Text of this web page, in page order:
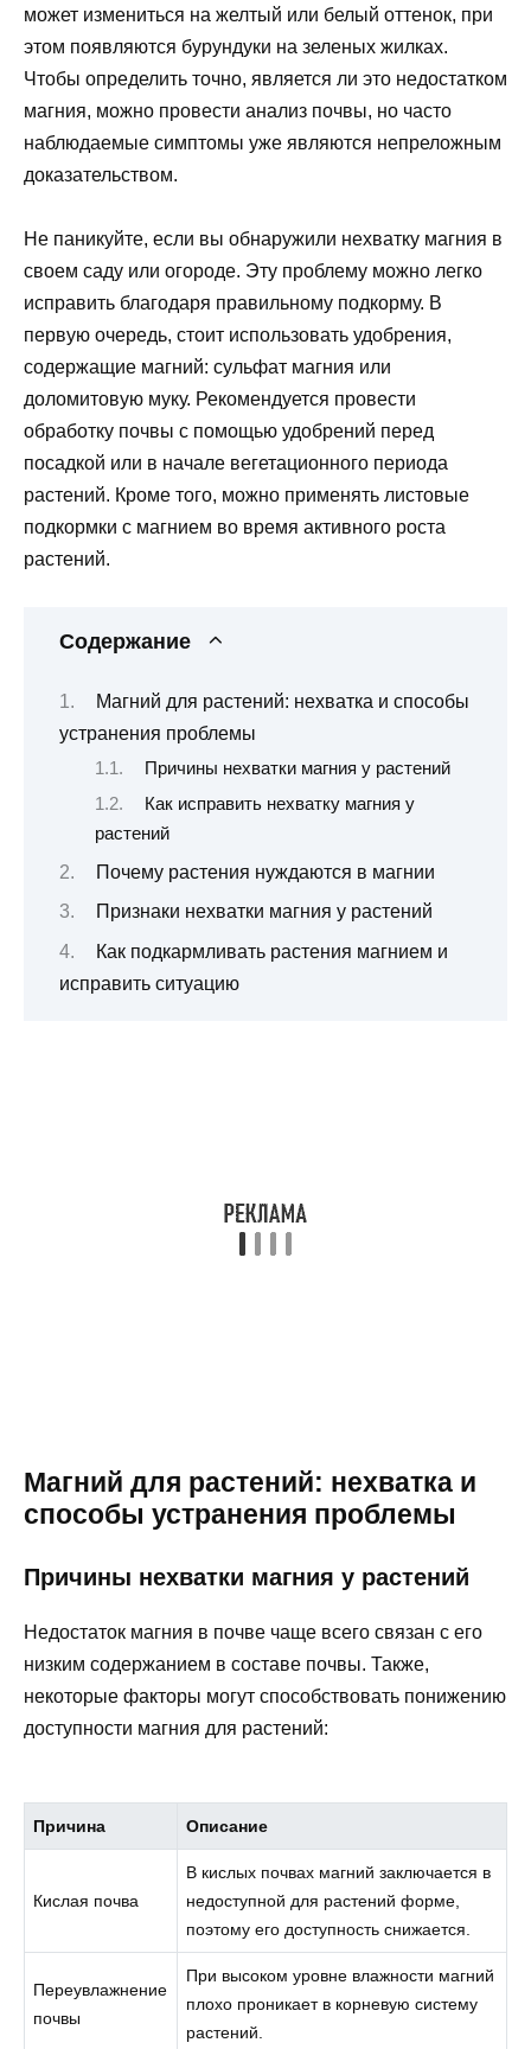
может измениться на желтый или белый оттенок, при
этом появляются бурундуки на зеленых жилках.
Чтобы определить точно, является ли это недостатком
магния, можно провести анализ почвы, но часто
наблюдаемые симптомы уже являются непреложным
доказательством.
Не паникуйте, если вы обнаружили нехватку магния в
своем саду или огороде. Эту проблему можно легко
исправить благодаря правильному подкорму. В
первую очередь, стоит использовать удобрения,
содержащие магний: сульфат магния или
доломитовую муку. Рекомендуется провести
обработку почвы с помощью удобрений перед
посадкой или в начале вегетационного периода
растений. Кроме того, можно применять листовые
подкормки с магнием во время активного роста
растений.
Содержание
Магний для растений: нехватка и способы
устранения проблемы
Причины нехватки магния у растений
Как исправить нехватку магния у
растений
Почему растения нуждаются в магнии
Признаки нехватки магния у растений
Как подкармливать растения магнием и
исправить ситуацию
Магний для растений: нехватка и
способы устранения проблемы
Причины нехватки магния у растений
Недостаток магния в почве чаще всего связан с его
низким содержанием в составе почвы. Также,
некоторые факторы могут способствовать понижению
доступности магния для растений:
Причина Описание
Кислая почва
В кислых почвах магний заключается в
недоступной для растений форме,
поэтому его доступность снижается.
Переувлажнение
почвы
При высоком уровне влажности магний
плохо проникает в корневую систему
растений.